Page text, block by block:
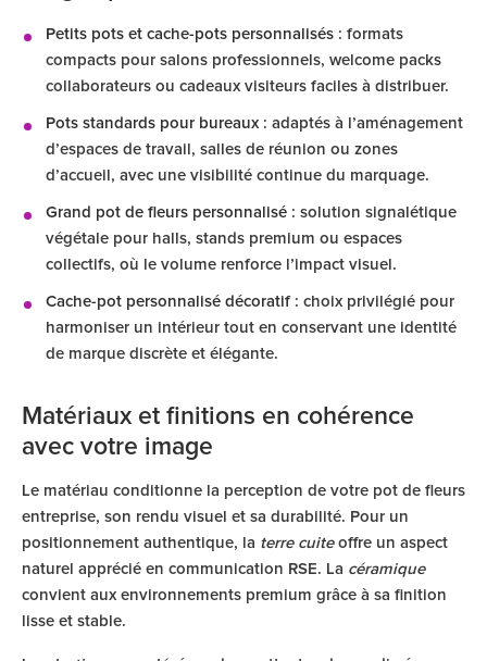
Petits pots et cache-pots personnalisés : formats
compacts pour salons professionnels, welcome packs
collaborateurs ou cadeaux visiteurs faciles à distribuer.
Pots standards pour bureaux : adaptés à l’aménagement
d’espaces de travail, salles de réunion ou zones
d’accueil, avec une visibilité continue du marquage.
Grand pot de fleurs personnalisé : solution signalétique
végétale pour halls, stands premium ou espaces
collectifs, où le volume renforce l’impact visuel.
Cache-pot personnalisé décoratif: choix privilégié pour
harmoniser un intérieur tout en conservant une identité
de marque discrète et élégante.
Matériaux et finitions en cohérence
avec votre image
Le matériau conditionne la perception de votre pot de fleurs
entreprise, son rendu visuel et sa durabilité. Pour un
positionnement authentique, la terre cuiteoffre un aspect
naturel apprécié en communication RSE. La céramique
convient aux environnements premium grâce à sa finition
lisse et stable.